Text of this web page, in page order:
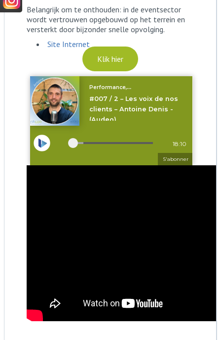
Belangrijk om te onthouden: in de eventsector
wordt vertrouwen opgebouwd op het terrein en
versterkt door bijzonder snelle opvolging.
Site Internet
Klik hier